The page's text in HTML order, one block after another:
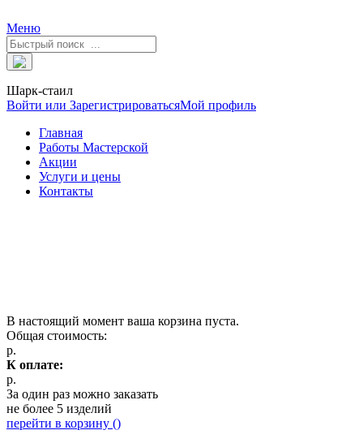
Меню
Шарк-стаил
Войти или ЗарегистрироватьсяМой профиль
Главная
Работы Мастерской
Акции
Услуги и цены
Контакты
В настоящий момент ваша корзина пуста.
Общая стоимость:
р.
К оплате:
р.
За один раз можно заказать
не более 5 изделий
перейти в корзину ()